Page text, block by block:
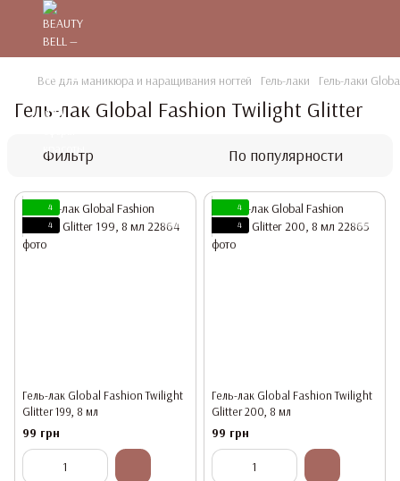
Все для маникюра и наращивания ногтей Гель-лаки Гель-лаки
Гель-лак Global Fashion Twilight Glitter
Фильтр По популярности
4
4
Гель-лак Global Fashion Twilight
Glitter 199, 8 мл
99 грн
4
4
Гель-лак Global Fashion Twilight
Glitter 200, 8 мл
99 грн